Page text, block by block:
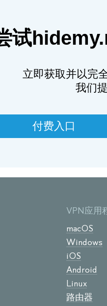
试
立即获取并以完
我们
付费入口
VPN应用
macOS
Windows
iOS
Android
Linux
路由器